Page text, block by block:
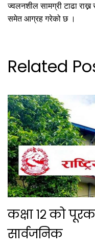
ज्वलनशील सामग्री टाढा
समेत आग्रह गरेको छ ।
Related
कक्षा १२ को
सार्वजनिक